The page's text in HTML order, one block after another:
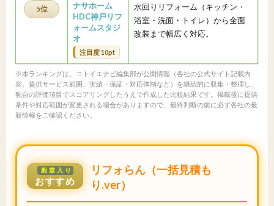
5位
ナサホーム
HDC神戸リフ
ォームスタジ
オ
注目度 10pt
水回りリフォーム（キッチン・
浴室・洗面・トイレ）から全面
改装まで幅広く対応。
※本ランキングは、コトイエナビ編集部が公開情報（各社の公式サイト記載内
容、提供サービス範囲、実績・保証・対応体制など）を継続的に収集・整理し、
独自の評価項目でスコアリングしたうえで作成した比較結果です。掲載後に提供
条件や対応範囲が変更される場合がありますので、最終判断の前に必ず各社の最
新情報をご確認ください。
殿堂入り
おすすめ
リフォらん（一括見積も
り.ver）